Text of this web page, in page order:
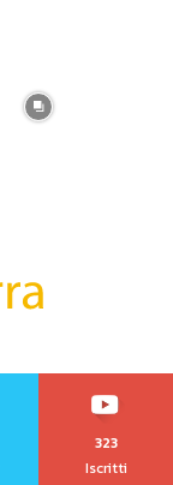
323
Iscritti